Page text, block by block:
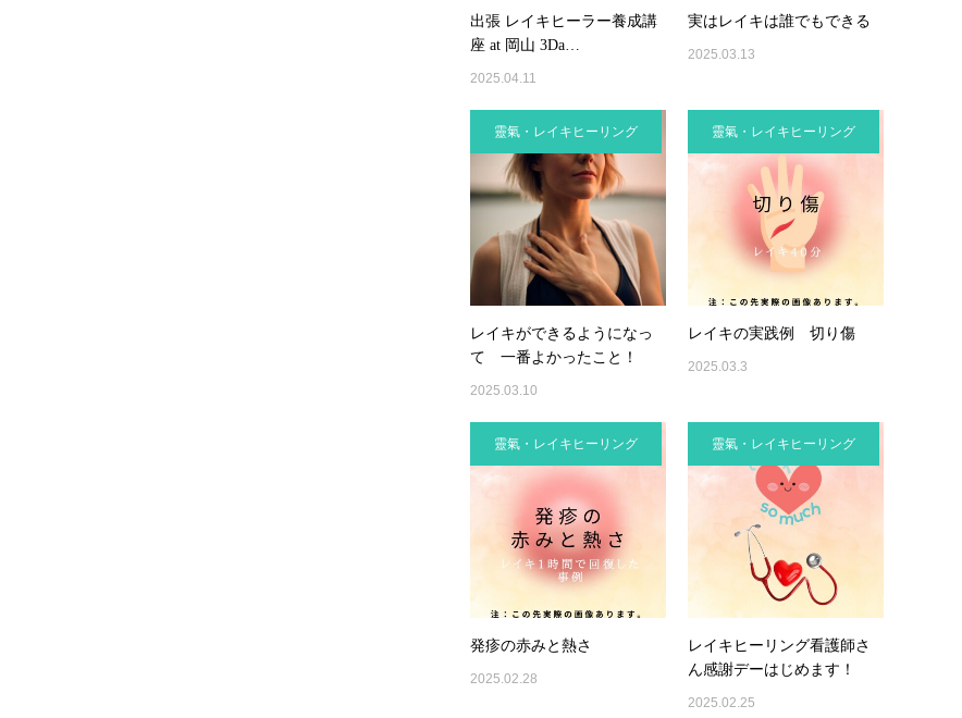
出張 レイキヒーラー養成講
座 at 岡山 3Da…
2025.04.11
実はレイキは誰でもできる
2025.03.13
靈氣・レイキヒーリング
レイキができるようになっ
て 一番よかったこと！
2025.03.10
靈氣・レイキヒーリング
レイキの実践例 切り傷
2025.03.3
靈氣・レイキヒーリング
発疹の赤みと熱さ
2025.02.28
靈氣・レイキヒーリング
レイキヒーリング看護師さ
ん感謝デーはじめます！
2025.02.25